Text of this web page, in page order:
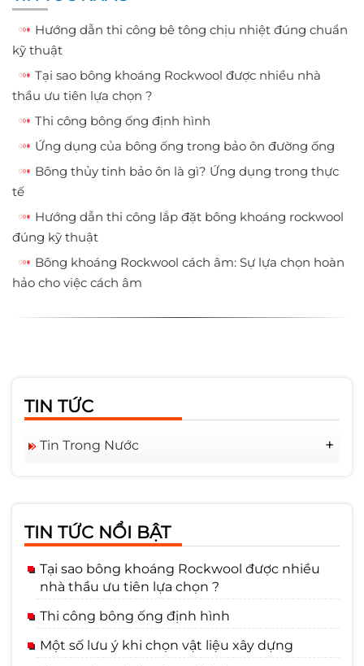
Hướng dẫn thi công bê tông chịu nhiệt đúng chuẩn
kỹ thuật
Tại sao bông khoáng Rockwool được nhiều nhà
thầu ưu tiên lựa chọn ?
Thi công bông ống định hình
Ứng dụng của bông ống trong bảo ôn đường ống
Bông thủy tinh bảo ôn là gì? Ứng dụng trong thực
tế
Hướng dẫn thi công lắp đặt bông khoáng rockwool
đúng kỹ thuật
Bông khoáng Rockwool cách âm: Sự lựa chọn hoàn
hảo cho việc cách âm
TIN TỨC
Tin Trong Nước
TIN TỨC NỔI BẬT
Tại sao bông khoáng Rockwool được nhiều
nhà thầu ưu tiên lựa chọn ?
Thi công bông ống định hình
Một số lưu ý khi chọn vật liệu xây dựng